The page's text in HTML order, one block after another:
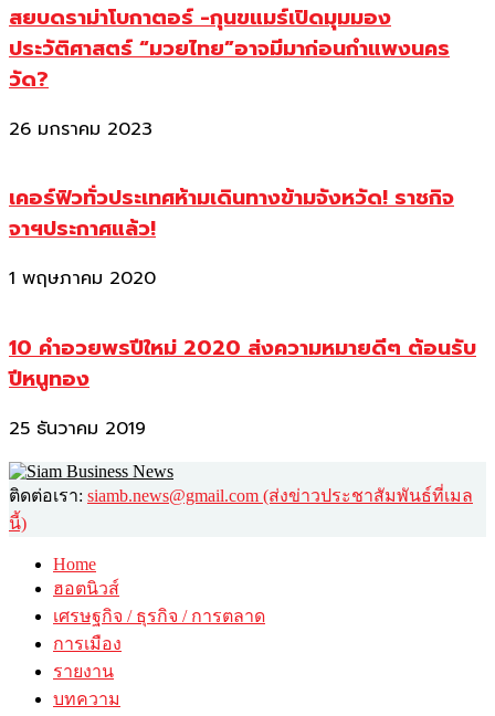
สยบดราม่าโบกาตอร์ -กุนขแมร์เปิดมุมมอง
ประวัติศาสตร์ “มวยไทย”อาจมีมาก่อนกำแพงนคร
วัด?
26 มกราคม 2023
เคอร์ฟิวทั่วประเทศห้ามเดินทางข้ามจังหวัด! ราชกิจ
จาฯประกาศแล้ว!
1 พฤษภาคม 2020
10 คำอวยพรปีใหม่ 2020 ส่งความหมายดีๆ ต้อนรับ
ปีหนูทอง
25 ธันวาคม 2019
ติดต่อเรา: siamb.news@gmail.com (ส่งข่าวประชาสัมพันธ์ที่เมล
นี้)
Home
ฮอตนิวส์
เศรษฐกิจ / ธุรกิจ / การตลาด
การเมือง
รายงาน
บทความ